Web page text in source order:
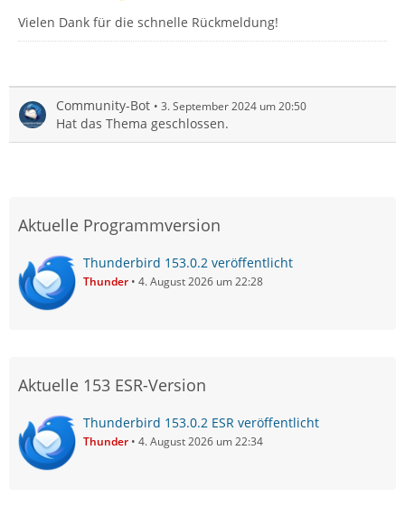
Vielen Dank für die schnelle Rückmeldung!
Community-Bot 3. September 2024 um 20:50
Hat das Thema geschlossen.
Aktuelle Programmversion
Thunderbird 153.0.2 veröffentlicht
Thunder 4. August 2026 um 22:28
Aktuelle 153 ESR-Version
Thunderbird 153.0.2 ESR veröffentlicht
Thunder 4. August 2026 um 22:34